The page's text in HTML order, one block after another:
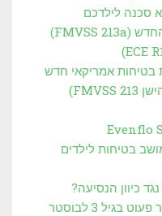
סכנה לילדכם
השוואה בין התקן האמריקאי החדש (FMVSS 213a)
בטיחות אמריקאי חדש
FMVSS 213a מחליף את התקן הישן FMVSS 213)
בטיחות לילדים
כיוון הנסיעה?
3 לבוסטר